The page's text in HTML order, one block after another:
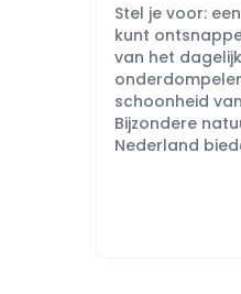
Stel je voor:
kunt
van het
schoonheid
Bijzondere
Nederland